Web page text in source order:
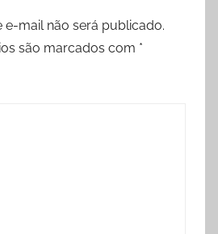
e-mail não será publicado.
são marcados com *